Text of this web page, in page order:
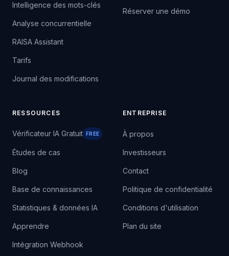
Intelligence des mots-clés
Analyse concurrentielle
RAISA Assistant
Tarifs
Journal des modifications
Réserver une démo
RESSOURCES
Vérificateur IA Gratuit FREE
Études de cas
Blog
Base de connaissances
Statistiques & données IA
Apprendre
Intégration Webhook
ENTREPRISE
À propos
Investisseurs
Contact
Politique de confidentialité
Conditions d'utilisation
Plan du site